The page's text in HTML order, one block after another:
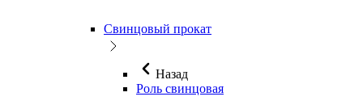
Свинцовый прокат
Назад
Роль свинцовая